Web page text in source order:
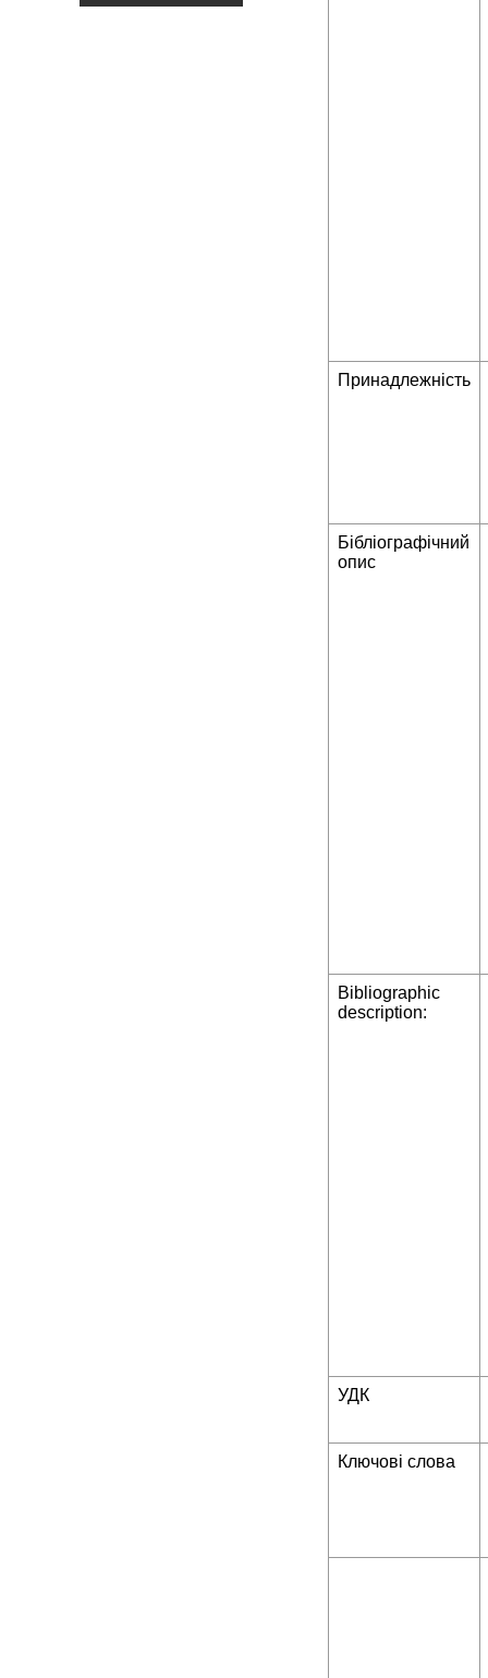
Принадлежність
Бібліографічний
опис
Bibliographic
description:
УДК
Ключові слова